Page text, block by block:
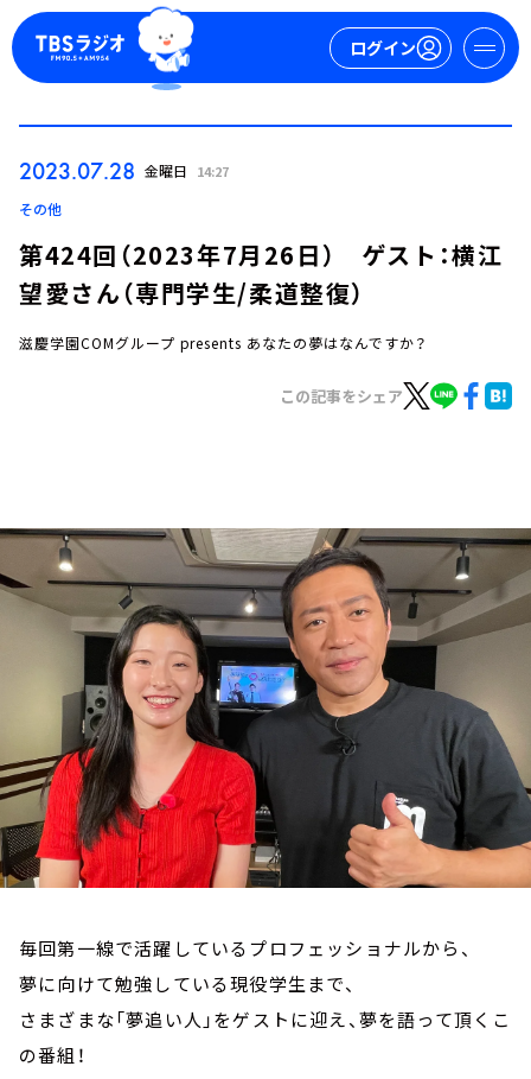
ログイン
お知らせ
イベント・グッズ
YouTube
会社情報
2023.07.28 金曜日 14:27
その他
第424回（2023年7月26日） ゲスト：横江
望愛さん（専門学生/柔道整復）
滋慶学園COMグループ presents あなたの夢はなんですか？
この記事をシェア
毎回第一線で活躍しているプロフェッショナルから、
夢に向けて勉強している現役学生まで、
さまざまな「夢追い人」をゲストに迎え、夢を語って頂くこ
の番組！